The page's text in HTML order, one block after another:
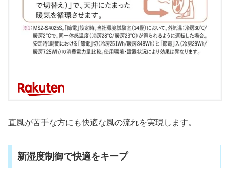
直風が苦手な方にも快適な風の流れを実現します。
新湿度制御で快適をキープ